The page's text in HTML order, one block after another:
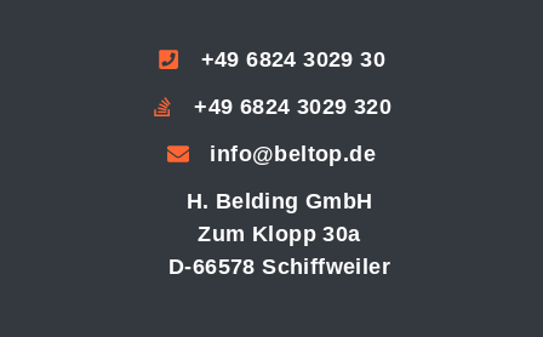
+49 6824 3029 30
+49 6824 3029 320
info@beltop.de
H. Belding GmbH
Zum Klopp 30a
D-66578 Schiffweiler